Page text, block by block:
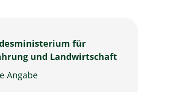
für
und Landwirtschaft
Angabe